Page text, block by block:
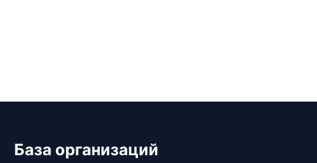
База организаций